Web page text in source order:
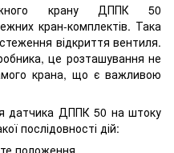
крану ДППК 50
кран-комплектів. Така
відкриття вентиля.
це розташування не
крана, що є важливою
датчика ДППК 50 на штоку
послідовності дій:
положення